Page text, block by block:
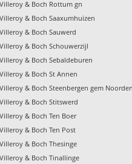
Villeroy & Boch Rottum gn
Villeroy & Boch Saaxumhuizen
Villeroy & Boch Sauwerd
Villeroy & Boch Schouwerzijl
Villeroy & Boch Sebaldeburen
Villeroy & Boch St Annen
Villeroy & Boch Steenbergen gem
Villeroy & Boch Stitswerd
Villeroy & Boch Ten Boer
Villeroy & Boch Ten Post
Villeroy & Boch Thesinge
Villeroy & Boch Tinallinge